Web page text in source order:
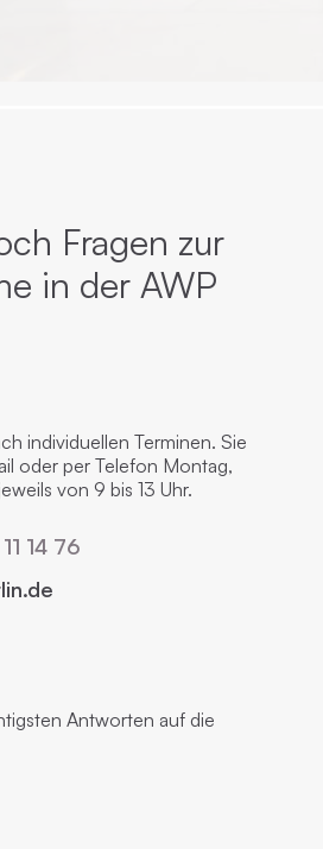
Fragen zur
in der AWP
individuellen Terminen. Sie
oder per Telefon Montag,
von 9 bis 13 Uhr.
14 76
Antworten auf die